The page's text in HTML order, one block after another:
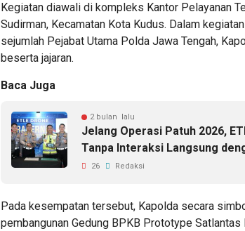
Kegiatan diawali di kompleks Kantor Pelayanan
Sudirman, Kecamatan Kota Kudus. Dalam
sejumlah Pejabat Utama Polda Jawa Tengah,
beserta jajaran.
Baca Juga
2 bulan lalu
Jelang Operasi Patuh 2026,
Tanpa Interaksi Langsung
26 Redaksi
Pada kesempatan tersebut, Kapolda secara
pembangunan Gedung BPKB Prototype